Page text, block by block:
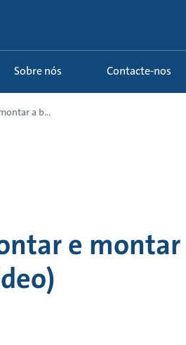
Sobre nós Contacte-nos
a b...
e